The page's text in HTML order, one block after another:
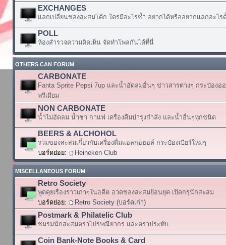
EXCHANGES
แลกเปลี่ยนของสะสมโค้ก ใครมีอะไรซ้ำ อยากได้หรืออยากแลกอะไร
POLL
ห้องสำรวจความคิดเห็น จัดทำโพลกันได้ที่นี่
OTHERS CAN FORUM
CARBONATE
Fanta Sprite Pepsi 7up และน้ำอัดลมอื่นๆ ข่าวสารต่างๆ กระป๋องอ
พรีเมียม
NON CARBONATE
น้ำไม่อัดลม น้ำชา กาแฟ เครื่องดื่มบำรุงกำลัง และน้ำอื่นๆทุกชนิด
BEERS & ALCHOHOL
รวมของสะสมเกี่ยวกับเครื่องดื่มแอลกอฮอล์ กระป๋องเบียร์ใหม่ๆ
บอร์ดย่อย:
Heineken Club
MISCELLANEOUS FORUM
Retro Society
พูดคุยเรื่องราวเก่าๆในอดีต อวดของสะสมย้อนยุค เปิดกรุนักสะสม
บอร์ดย่อย:
Retro Society (บอร์ดเก่า)
Postmark & Philatelic Club
ชมรมนักสะสมตราไปรษณียากร และตราประทับ
Coin Bank-Note Books & Card